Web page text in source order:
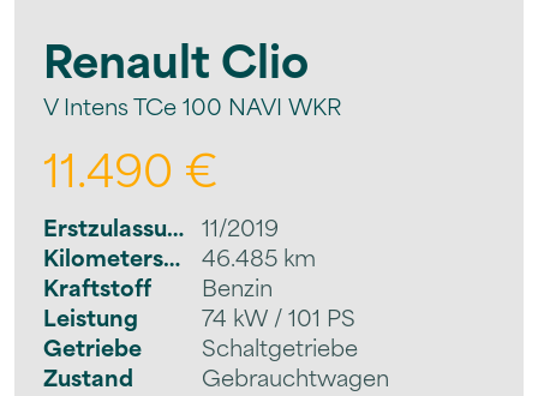
RenaultClio
V Intens TCe 100 NAVI WKR
11.490 €
Erstzulassung 11/2019
Kilometerstand
46.485 km
Kraftstoff
Benzin
Leistung
74 kW / 101 PS
Getriebe
Schaltgetriebe
Zustand
Gebrauchtwagen